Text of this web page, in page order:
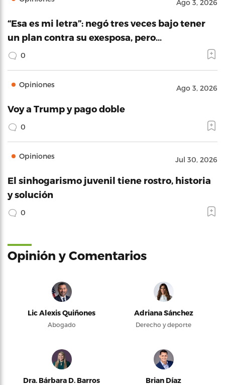
Ago 3, 2026
“Esa es mi letra”: negó tres veces bajo tener
un plan contra su exesposa, pero…
0
Opiniones Ago 3, 2026
Voy a Trump y pago doble
0
Opiniones Jul 30, 2026
El sinhogarismo juvenil tiene rostro, historia
y solución
0
Opinión y Comentarios
Lic Alexis Quiñones
Abogado
Adriana Sánchez
Derecho y deporte
Dra. Bárbara D. Barros Brian Díaz